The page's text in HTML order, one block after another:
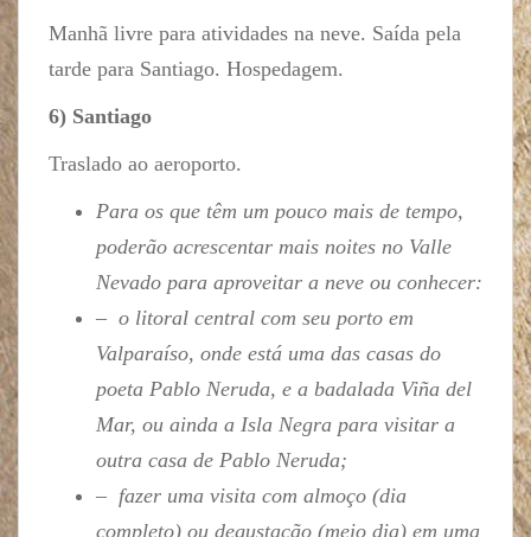
Manhã livre para atividades na neve. Saída pela
tarde para Santiago. Hospedagem.
6) Santiago
Traslado ao aeroporto.
Para os que têm um pouco mais de tempo,
poderão acrescentar mais noites no Valle
Nevado para aproveitar a neve ou conhecer:
– o litoral central com seu porto em
Valparaíso, onde está uma das casas do
poeta Pablo Neruda, e a badalada Viña del
Mar, ou ainda a Isla Negra para visitar a
outra casa de Pablo Neruda;
– fazer uma visita com almoço (dia
completo) ou degustação (meio dia) em uma